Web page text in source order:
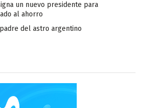
un nuevo presidente para
al ahorro
del astro argentino